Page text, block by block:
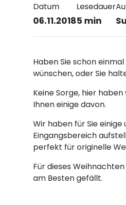
Datum
06.11.2018
Lesedauer
5 min
Haben Sie schon
wünschen, oder Sie
Keine Sorge, hier
Ihnen einige davon.
Wir haben für Sie
Eingangsbereich
perfekt für originelle
Für dieses
am Besten gefällt.